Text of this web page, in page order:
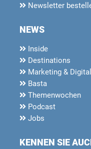
Newsletter
NEWS
Inside
Destinations
Marketing &
Basta
Themenwochen
Podcast
Jobs
KENNEN SIE